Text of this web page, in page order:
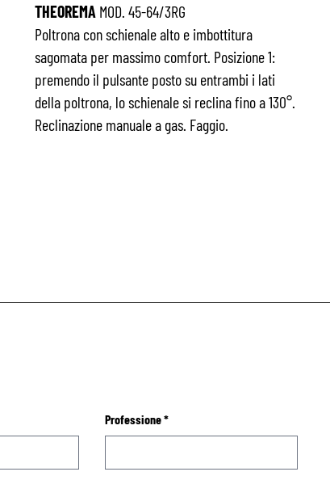
THEOREMA MOD. 45-64/3RG
Poltrona con schienale alto e imbottitura
sagomata per massimo comfort. Posizione 1:
premendo il pulsante posto su entrambi i lati
della poltrona, lo schienale si reclina fino a 130°.
Reclinazione manuale a gas. Faggio.
Professione*